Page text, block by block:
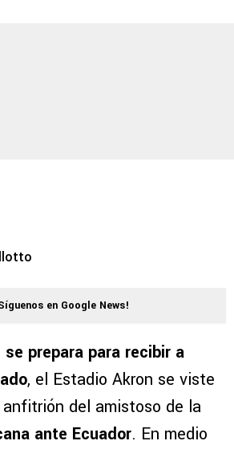
en Google News!
se prepara para recibir a
, el Estadio Akron se viste
del amistoso de la
ante Ecuador. En medio